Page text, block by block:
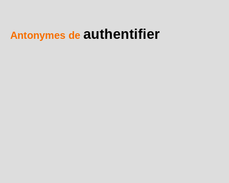
Antonymes de authentifier